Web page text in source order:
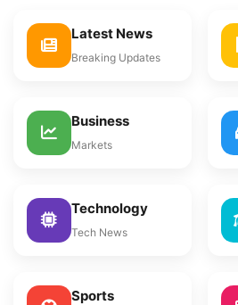
Latest News
Breaking Updates
Business
Markets
Technology
Tech News
Sports